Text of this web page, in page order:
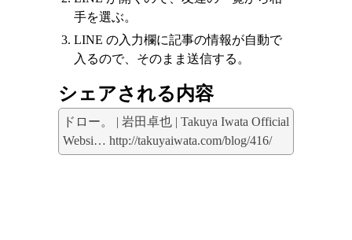
手を選ぶ。
LINE の入力欄に記事の情報が自動で
入るので、そのまま送信する。
シェアされる内容
ドロー。 | 岩田卓也 | Takuya Iwata Official
Websi… http://takuyaiwata.com/blog/416/